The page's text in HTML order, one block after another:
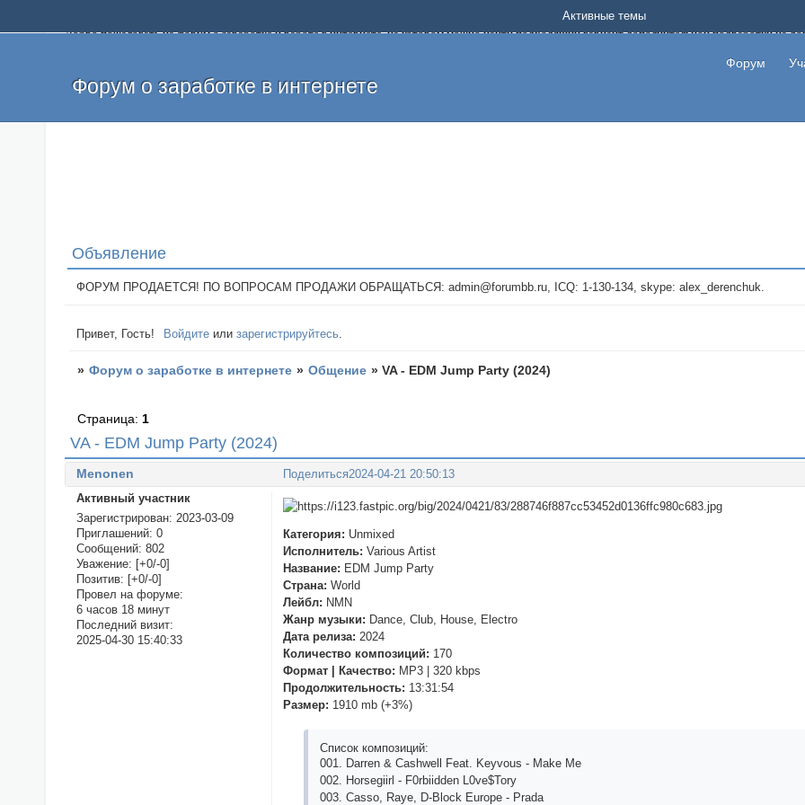
Добро пожаловать на форум о заработке и работе в интернете, на котором можно найти подходящий вариант дополнительной подработки на
и оставлять свои отзывы. Если вы знаете, что определенный проект или сайт не платит, то указывайте в теме что это лохотрон, чтобы другие
легкие деньги без вложений и регистрации уже сегодня. Создавайте новые темы, размещайте объявления со своими пригласительными
Форум о заработке в интернете
Форум
Активные темы
Объявление
ФОРУМ ПРОДАЕТСЯ! ПО ВОПРОСАМ ПРОДАЖИ ОБРАЩАТЬСЯ: admin@forumbb.ru, ICQ: 1-130-134, skype: alex_derenchuk.
Привет, Гость! Войдите илизарегистрируйтесь.
» Форум о заработке в интернете » Общение »VA - EDM Jump Party (2024)
VA - EDM Jump Party (2024)
Страница: 1
Поделиться2024-04-21 20:50:13
Menonen
Активный участник
Зарегистрирован: 2023-03-09
Приглашений: 0
Сообщений: 802
Уважение: [+0/-0]
Позитив: [+0/-0]
Провел на форуме:
6 часов 18 минут
Последний визит:
2025-04-30 15:40:33
Категория: Unmixed
Исполнитель: Various Artist
Название: EDM Jump Party
Страна: World
Лейбл: NMN
Жанр музыки: Dance, Club, House, Electro
Дата релиза: 2024
Количество композиций: 170
Формат | Качество: MP3 | 320 kbps
Продолжительность: 13:31:54
Размер: 1910 mb (+3%)
Список композиций:
001. Dаrrеn & Саshwеll Fеаt. Kеyvous - Mаkе Mе
002. Horsеgiirl - F0rbiiddеn L0vе$Tory
003. Саsso, Rаyе, D-Bloсk Еuropе - Prаdа